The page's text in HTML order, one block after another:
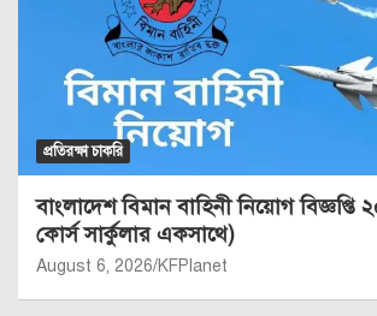
প্রতিরক্ষা চাকরি
বাংলাদেশ বিমান বাহিনী নিয়োগ
কোর্স সার্কুলার একসাথে)
August 6, 2026 KFPlanet